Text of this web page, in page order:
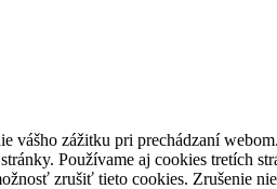
vášho zážitku pri prechádzaní
Používame aj cookies tretích
zrušiť tieto cookies. Zrušenie